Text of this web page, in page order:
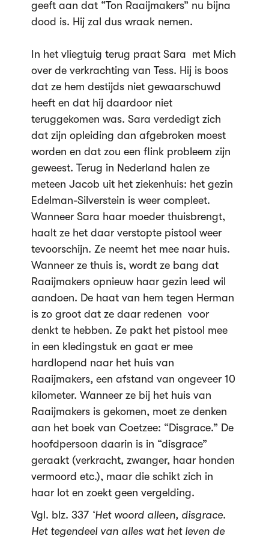
geeft aan dat “Ton Raaijmakers” nu bijna
dood is. Hij zal dus wraak nemen.
In het vliegtuig terug praat Sara met Mich
over de verkrachting van Tess. Hij is boos
dat ze hem destijds niet gewaarschuwd
heeft en dat hij daardoor niet
teruggekomen was. Sara verdedigt zich
dat zijn opleiding dan afgebroken moest
worden en dat zou een flink probleem zijn
geweest. Terug in Nederland halen ze
meteen Jacob uit het ziekenhuis: het gezin
Edelman-Silverstein is weer compleet.
Wanneer Sara haar moeder thuisbrengt,
haalt ze het daar verstopte pistool weer
tevoorschijn. Ze neemt het mee naar huis.
Wanneer ze thuis is, wordt ze bang dat
Raaijmakers opnieuw haar gezin leed wil
aandoen. De haat van hem tegen Herman
is zo groot dat ze daar redenen voor
denkt te hebben. Ze pakt het pistool mee
in een kledingstuk en gaat er mee
hardlopend naar het huis van
Raaijmakers, een afstand van ongeveer 10
kilometer. Wanneer ze bij het huis van
Raaijmakers is gekomen, moet ze denken
aan het boek van Coetzee: “Disgrace.” De
hoofdpersoon daarin is in “disgrace”
geraakt (verkracht, zwanger, haar honden
vermoord etc.), maar die schikt zich in
haar lot en zoekt geen vergelding.
Vgl. blz. 337 ‘Het woord alleen, disgrace.
Het tegendeel van alles wat het leven de